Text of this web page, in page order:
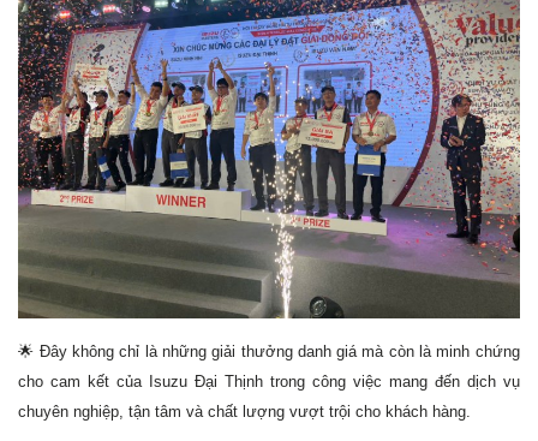
🌟 Đây không chỉ là những giải thưởng danh giá mà còn là minh chứng
cho cam kết của Isuzu Đại Thịnh trong công việc mang đến dịch vụ
chuyên nghiệp, tận tâm và chất lượng vượt trội cho khách hàng.